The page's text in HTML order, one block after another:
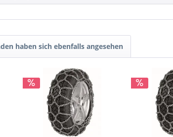
haben sich ebenfalls angesehen